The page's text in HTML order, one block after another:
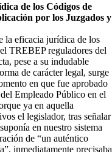
de los Códigos de
por los Juzgados y
la eficacia jurídica de los
TREBEP reguladores del
pese a su indudable
de carácter legal, surge
en que fue aprobado
Empleado Público en el
ya en aquella
el legislador, tras señalar
en nuestro sistema
de “un auténtico
inmediatamente precisaba